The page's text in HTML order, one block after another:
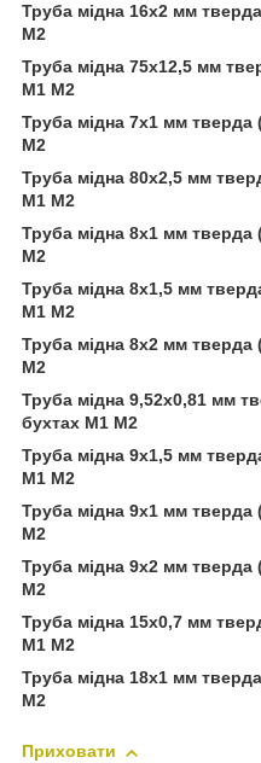
Труба мідна 16х2 мм
М2
Труба мідна 75х12,5 мм
М1 М2
Труба мідна 7х1 мм тверда
М2
Труба мідна 80х2,5 мм
М1 М2
Труба мідна 8х1 мм тверда
М2
Труба мідна 8х1,5 мм
М1 М2
Труба мідна 8х2 мм тверда
М2
Труба мідна 9,52х0,81 мм
бухтах М1 М2
Труба мідна 9х1,5 мм
М1 М2
Труба мідна 9х1 мм тверда
М2
Труба мідна 9х2 мм тверда
М2
Труба мідна 15х0,7 мм
М1 М2
Труба мідна 18х1 мм
М2
Приховати